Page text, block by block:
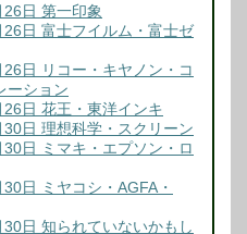
日 第一印象
日 富士フイルム・富士ゼ
日 リコー・キヤノン・コ
ーション
日 花王・東洋インキ
日 理想科学・スクリーン
日 ミマキ・エプソン・ロ
日 ミヤコシ・AGFA・
日 知られていないかもし